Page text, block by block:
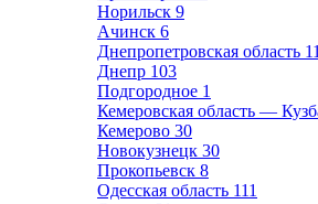
Норильск 9
Ачинск 6
Днепропетровская область
Днепр 103
Подгородное 1
Кемеровская область —
Кемерово 30
Новокузнецк 30
Прокопьевск 8
Одесская область 111